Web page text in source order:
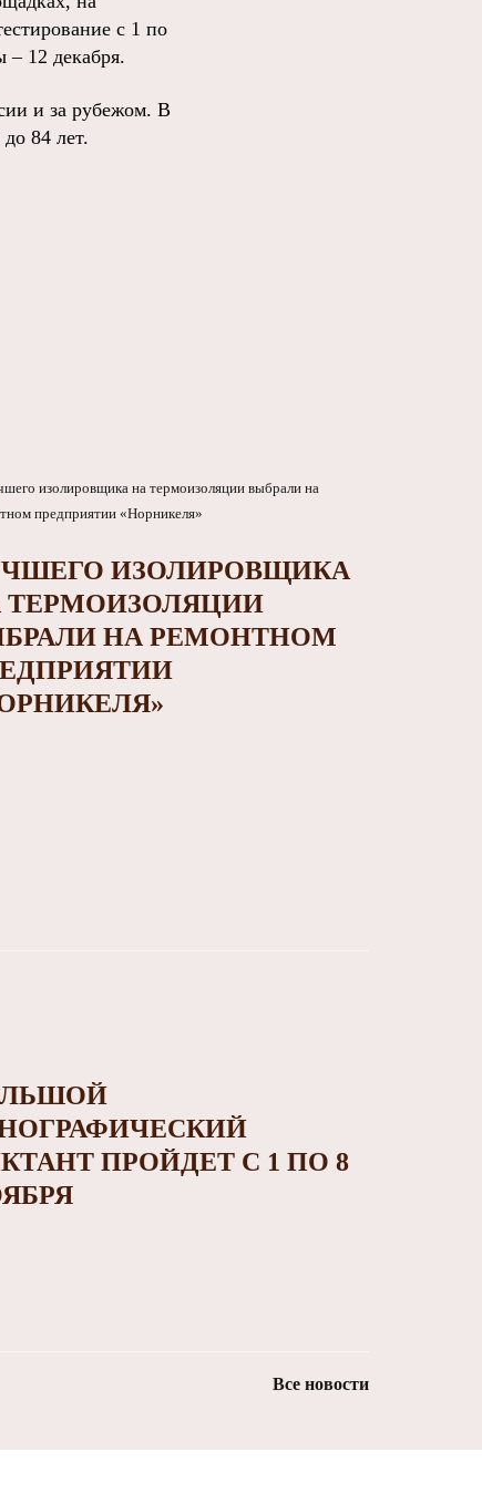
с 1 по
– 12 декабря.
и за рубежом. В
84 лет.
ИЗОЛИРОВЩИКА
ТЕРМОИЗОЛЯЦИИ
НА РЕМОНТНОМ
ПРОЙДЕТ С 1 ПО 8
Все новости